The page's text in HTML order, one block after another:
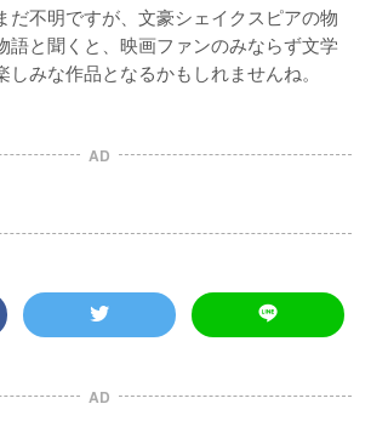
だ不明ですが、文豪シェイクスピアの物
語と聞くと、映画ファンのみならず文学
みな作品となるかもしれませんね。
AD
AD